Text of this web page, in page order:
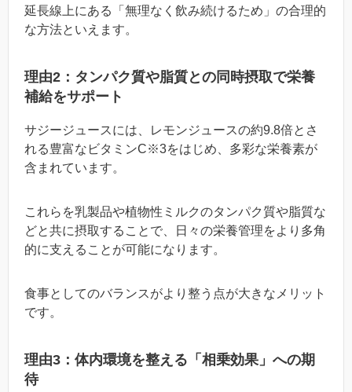
延長線上にある「無理なく飲み続けるため」の合理的
な方法といえます。
理由2：タンパク質や脂質との同時摂取で栄養
補給をサポート
サジージュースには、レモンジュースの約9.8倍とさ
れる豊富なビタミンC※3をはじめ、多彩な栄養素が
含まれています。
これらを乳製品や植物性ミルクのタンパク質や脂質な
どと共に摂取することで、日々の栄養管理をより多角
的に支えることが可能になります。
食事としてのバランスがより整う点が大きなメリット
です。
理由3：体内環境を整える「相乗効果」への期
待